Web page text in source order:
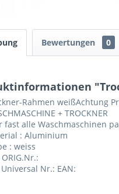
Bewertungen 0
Rahmen weißAchtung
+ TROCKNER
fast alle Waschmaschinen
: Aluminium
: weiss
Nr.: EAN: